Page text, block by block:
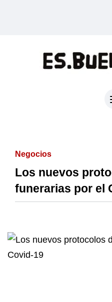
Negocios
Los nuevos
funerarias por el